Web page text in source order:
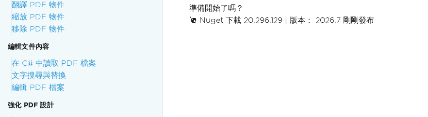
翻譯 PDF 物件
縮放 PDF 物件
移除 PDF 物件
編輯文件內容
在 C# 中讀取 PDF 檔案
文字搜尋與替換
編輯 PDF 檔案
強化 PDF 設計
準備開始了嗎？
Nuget 下載 20,296,129
版本： 2026.7 剛剛發布